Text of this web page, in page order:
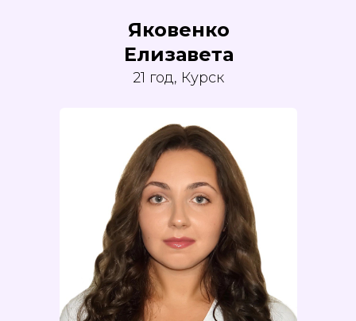
Яковенко
Елизавета
21 год, Курск